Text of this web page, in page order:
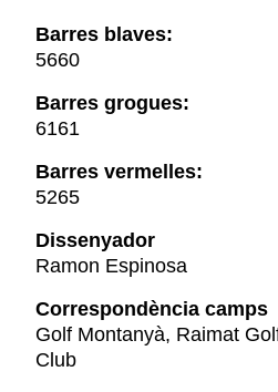
Barres blaves:
5660
Barres grogues:
6161
Barres vermelles:
5265
Dissenyador
Ramon Espinosa
Correspondència camps
Golf Montanyà, Raimat
Club